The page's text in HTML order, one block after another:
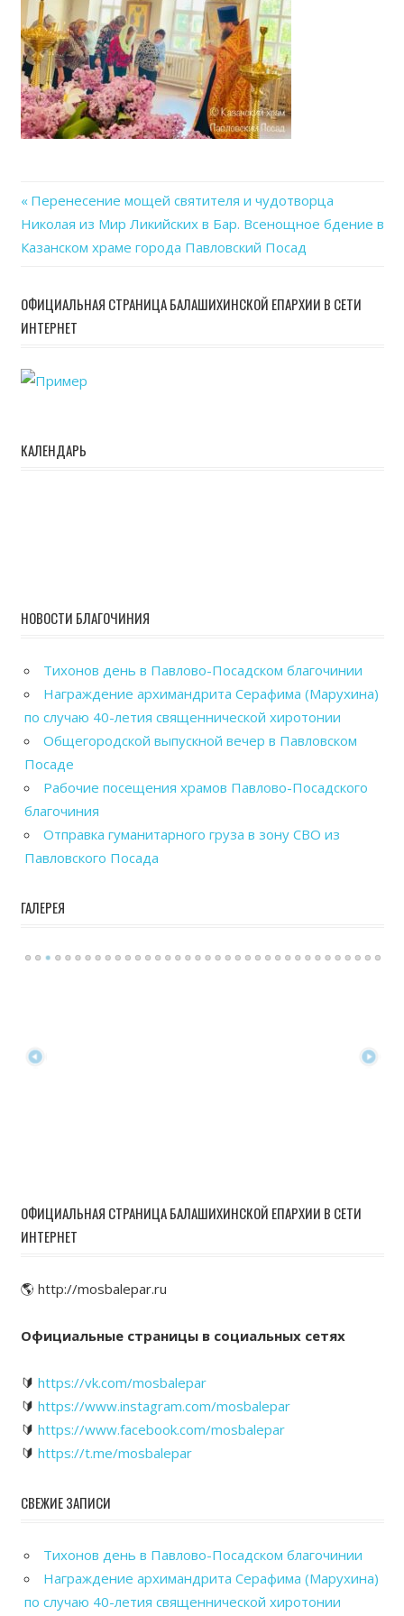
Навигация
по
записям
Previous
Post:
Перенесение мощей святителя и чудотворца
Николая из Мир Ликийских в Бар. Всенощное бдение в
Казанском храме города Павловский Посад
ОФИЦИАЛЬНАЯ СТРАНИЦА БАЛАШИХИНСКОЙ ЕПАРХИИ В СЕТИ
ИНТЕРНЕТ
КАЛЕНДАРЬ
НОВОСТИ БЛАГОЧИНИЯ
Тихонов день в Павлово-Посадском благочинии
Награждение архимандрита Серафима (Марухина)
по случаю 40-летия священнической хиротонии
Общегородской выпускной вечер в Павловском
Посаде
Рабочие посещения храмов Павлово-Посадского
благочиния
Отправка гуманитарного груза в зону СВО из
Павловского Посада
ГАЛЕРЕЯ
ОФИЦИАЛЬНАЯ СТРАНИЦА БАЛАШИХИНСКОЙ ЕПАРХИИ В СЕТИ
ИНТЕРНЕТ
🌎 http://mosbalepar.ru
Официальные страницы в социальных сетях
🔰 https://vk.com/mosbalepar
🔰 https://www.instagram.com/mosbalepar
🔰 https://www.facebook.com/mosbalepar
🔰 https://t.me/mosbalepar
СВЕЖИЕ ЗАПИСИ
Тихонов день в Павлово-Посадском благочинии
Награждение архимандрита Серафима (Марухина)
по случаю 40-летия священнической хиротонии